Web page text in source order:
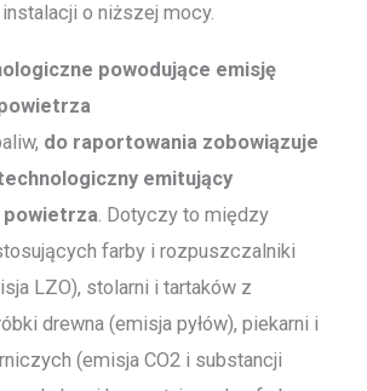
o niższej mocy.
powodujące emisję
do raportowania zobowiązuje
emitujący
. Dotyczy to między
farby i rozpuszczalniki
LZO), stolarni i tartaków z
drewna (emisja pyłów), piekarni i
(emisja CO2 i substancji